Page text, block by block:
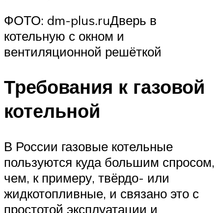
ФОТО: dm-plus.ruДверь в
котельную с окном и
вентиляционной решёткой
Требования к газовой
котельной
В России газовые котельные
пользуются куда большим спросом,
чем, к примеру, твёрдо- или
жидкотопливные, и связано это с
простотой эксплуатации и